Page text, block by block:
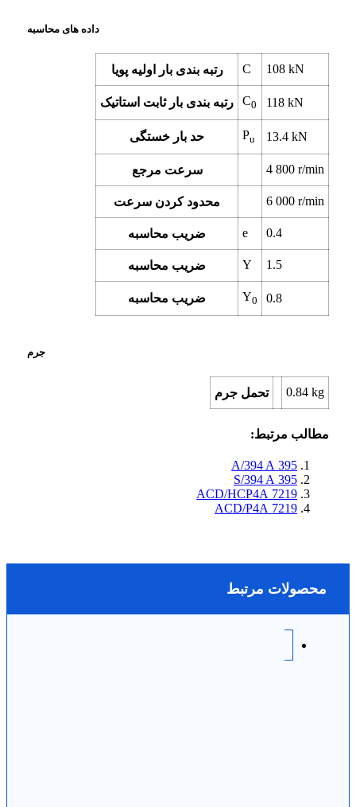
داده های محاسبه
رتبه بندی بار اولیه پویا C 108kN
رتبه بندی بار ثابت استاتیک C0 118kN
حد بار خستگی Pu 13.4kN
سرعت مرجع 4 800r/min
محدود کردن سرعت 6 000r/min
ضریب محاسبه e 0.4
ضریب محاسبه Y 1.5
ضریب محاسبه Y0 0.8
جرم
تحمل جرم 0.84kg
مطالب مرتبط:
395 A/394 A
395 S/394 A
7219 ACD/HCP4A
7219 ACD/P4A
محصولات مرتبط